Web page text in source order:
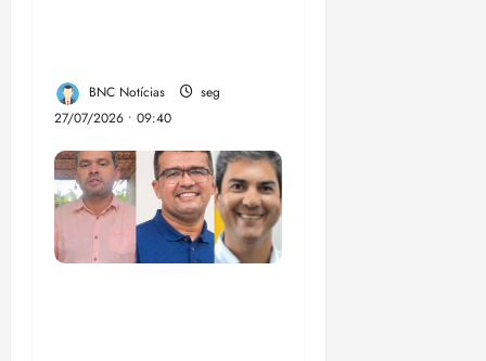
BNC Notícias
seg
27/07/2026 • 09:40